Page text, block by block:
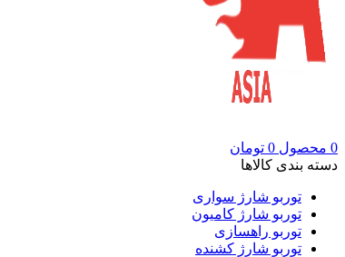
0 محصول 0 تومان
دسته بندی کالاها
توربو شارژ سواری
توربو شارژ کامیون
توربو راهسازی
توربو شارژ کشنده